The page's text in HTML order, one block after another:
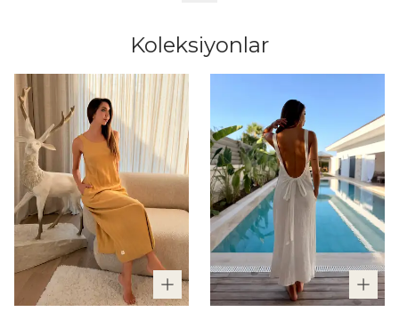
Koleksiyonlar